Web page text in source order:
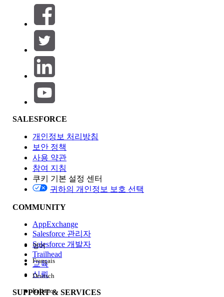
필터 (0)
필터 선택
제품 영역
기능 영향
Edition
경험
SALESFORCE
개인정보 처리방침
보안 정책
사용 약관
참여 지침
쿠키 기본 설정 센터
귀하의 개인정보 보호 선택
COMMUNITY
AppExchange
Salesforce 관리자
Salesforce 개발자
Trailhead
교육
신뢰
SUPPORT & SERVICES
영어
Français
Deutsch
Italiano